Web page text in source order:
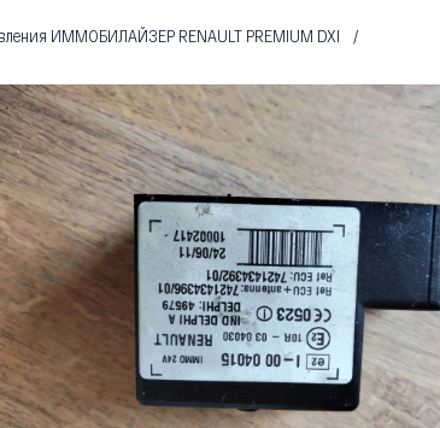
ИММОБИЛАЙЗЕР RENAULT PREMIUM DXI